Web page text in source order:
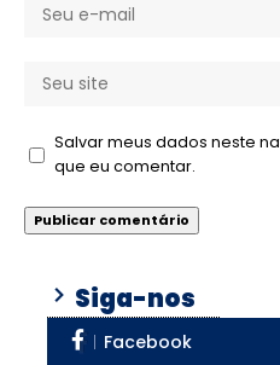
Salvar meus dados neste
que eu comentar.
Siga-nos
Facebook